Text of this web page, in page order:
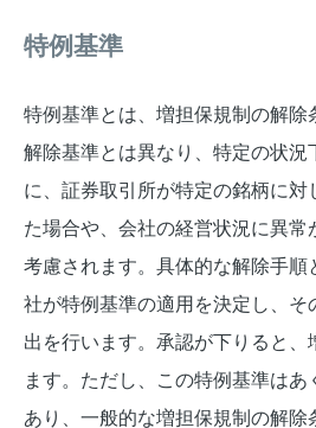
特例基準
特例基準とは、増担保規制の解除
解除基準とは異なり、特定の状況
に、証券取引所が特定の銘柄に対
た場合や、会社の経営状況に異常
考慮されます。具体的な解除手順
社が特例基準の適用を決定し、そ
出を行います。承認が下りると、
ます。ただし、この特例基準は
あり、一般的な増担保規制の解除